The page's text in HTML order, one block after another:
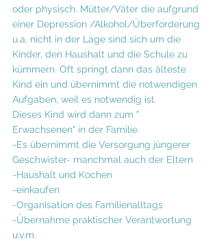
oder physisch. Mütter/Väter die aufgrund
einer Depression /Alkohol/Überforderung
u.a. nicht in der Lage sind sich um die
Kinder, den Haushalt und die Schule zu
kümmern. Oft springt dann das älteste
Kind ein und übernimmt die notwendigen
Aufgaben, weil es notwendig ist.
Dieses Kind wird dann zum "
Erwachsenen" in der Familie.
-Es übernimmt die Versorgung jüngerer
Geschwister- manchmal auch der Eltern
-Haushalt und Kochen
-einkaufen
-Organisation des Familienalltags
-Übernahme praktischer Verantwortung
u.v.m.